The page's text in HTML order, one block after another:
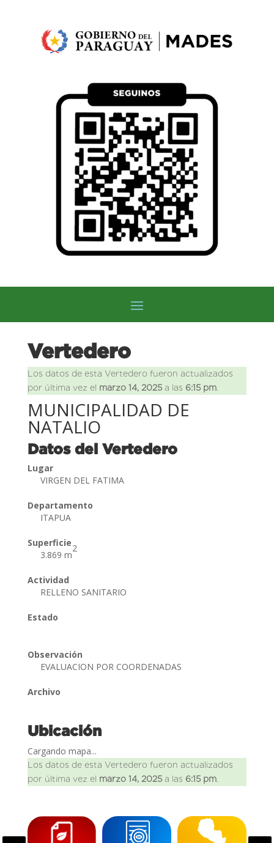
Vertedero
Los datos de esta Vertedero fueron actualizados
por última vez el marzo 14, 2025a las 6:15 pm.
MUNICIPALIDAD DE
NATALIO
Datos del Vertedero
Lugar
VIRGEN DEL FATIMA
Departamento
ITAPUA
Superficie
3.869 m
2
Actividad
RELLENO SANITARIO
Estado
Observación
EVALUACION POR COORDENADAS
Archivo
Ubicación
Cargando mapa...
Los datos de esta Vertedero fueron actualizados
por última vez el marzo 14, 2025a las 6:15 pm.